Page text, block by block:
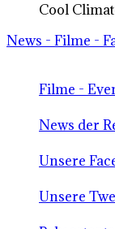
Cool
News - Filme -
Filme -
News der
Unsere
Unsere